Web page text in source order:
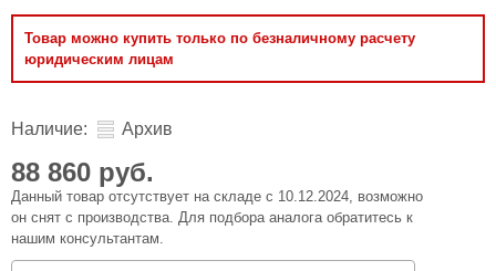
Товар можно купить только по безналичному расчету
юридическим лицам
Наличие: Архив
88 860 руб.
Данный товар отсутствует на складе с 10.12.2024, возможно
он снят с производства. Для подбора аналога обратитесь к
нашим консультантам.